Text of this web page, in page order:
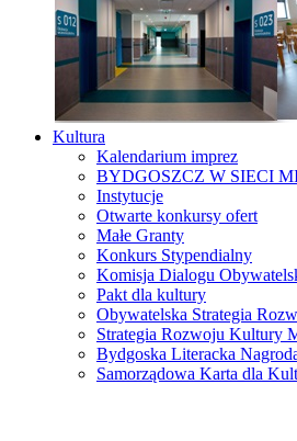
Kultura
Kalendarium imprez
BYDGOSZCZ W SIECI
Instytucje
Otwarte konkursy ofert
Małe Granty
Konkurs Stypendialny
Komisja Dialogu
Pakt dla kultury
Obywatelska Strategia
Strategia Rozwoju Kultury
Bydgoska Literacka
Samorządowa Karta dla